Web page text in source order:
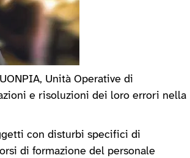
Unità Operative di
e risoluzioni dei loro errori nella
con disturbi specifici di
di formazione del personale